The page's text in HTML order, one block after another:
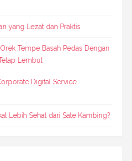
yang Lezat dan Praktis
Tempe Basah Pedas Dengan
Lembut
Digital Service
Lebih Sehat dari Sate Kambing?